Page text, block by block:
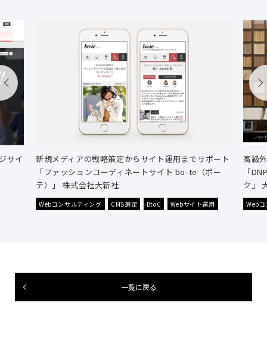
サイ
新規メディアの戦略策定からサイト運用までサポート
「ファッションコーディネートサイト bo-te（ボー
テ）」 株式会社大新社
Webコンサルティング CMS選定 BtoC Webサイト運用
高級
「
ク」
Webコ
一覧に戻る